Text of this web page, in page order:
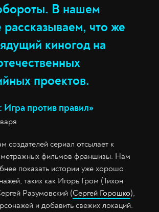
В нашем
рассказываем, что же
киногод на
проектов.
против правил»
создателей сериал отсылает к
фильмов франшизы. Нам
показать истории уже хорошо
таких как Игорь Гром (Тихон
Разумовский (Сергей Горошко),
и добавить свежих локаций.